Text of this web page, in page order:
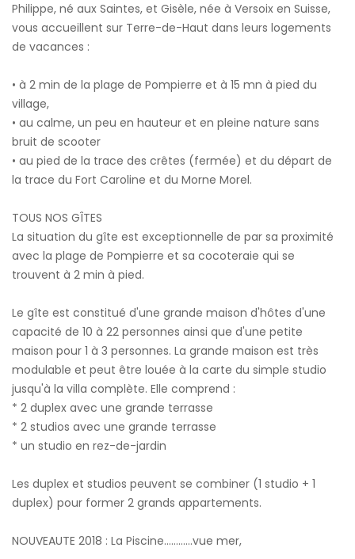
Philippe, né aux Saintes, et Gisèle, née à Versoix en Suisse,
vous accueillent sur Terre-de-Haut dans leurs logements
de vacances :
• à 2 min de la plage de Pompierre et à 15 mn à pied du
village,
• au calme, un peu en hauteur et en pleine nature sans
bruit de scooter
• au pied de la trace des crêtes (fermée) et du départ de
la trace du Fort Caroline et du Morne Morel.
TOUS NOS GÎTES
La situation du gîte est exceptionnelle de par sa proximité
avec la plage de Pompierre et sa cocoteraie qui se
trouvent à 2 min à pied.
Le gîte est constitué d'une grande maison d'hôtes d'une
capacité de 10 à 22 personnes ainsi que d'une petite
maison pour 1 à 3 personnes. La grande maison est très
modulable et peut être louée à la carte du simple studio
jusqu'à la villa complète. Elle comprend :
* 2 duplex avec une grande terrasse
* 2 studios avec une grande terrasse
* un studio en rez-de-jardin
Les duplex et studios peuvent se combiner (1 studio + 1
duplex) pour former 2 grands appartements.
NOUVEAUTE 2018 : La Piscine............vue mer,